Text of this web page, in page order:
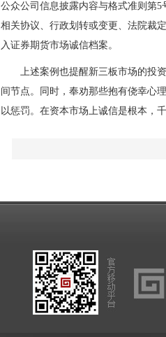
公众公司信息披露内容与格式准则第
相关协议、行政划转或变更、法院裁
入证券期货市场诚信档案。
上述案例也提醒新三板市场的投资
间节点。同时，奉劝那些抱有侥幸心
以惩罚。在资本市场上诚信是根本，